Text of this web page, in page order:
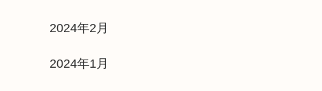
2024年2月
2024年1月